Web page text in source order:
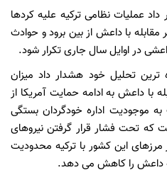
عملیات نظامی ترکیه علیه کردها
با داعش از بین برود و حوادث
در اوایل سال جاری تکرار شود.
ترین تحلیل خود هشدار داد میزان
با داعش به ادامه حمایت آمریکا از
موجودیت اداره خودگردان بستگی
که تحت فشار قرار گرفتن نیروهای
مرزهای این کشور با ترکیه محدودیت
داعش را کاهش می دهد.